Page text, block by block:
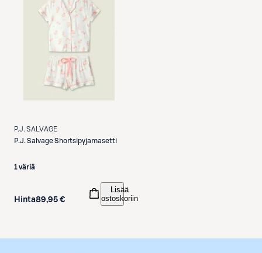
P.J. SALVAGE
P.J. SalvageShortsipyjamasetti
1 väriä
Hinta89,95 €
Lisää
ostoskoriin